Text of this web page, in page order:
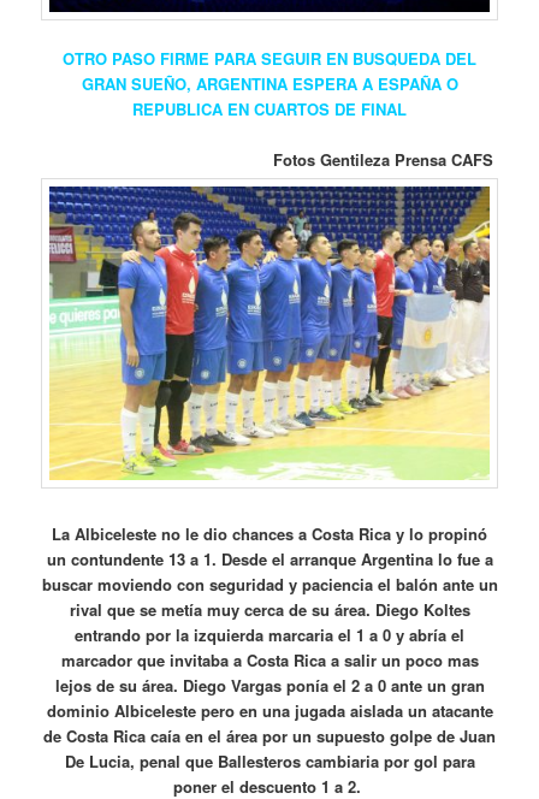
OTRO PASO FIRME PARA SEGUIR EN BUSQUEDA DEL
GRAN SUEÑO, ARGENTINA ESPERA A ESPAÑA O
REPUBLICA EN CUARTOS DE FINAL
Fotos Gentileza Prensa CAFS
La Albiceleste no le dio chances a Costa Rica y lo propinó
un contundente 13 a 1. Desde el arranque Argentina lo fue a
buscar moviendo con seguridad y paciencia el balón ante un
rival que se metía muy cerca de su área. Diego Koltes
entrando por la izquierda marcaria el 1 a 0 y abría el
marcador que invitaba a Costa Rica a salir un poco mas
lejos de su área. Diego Vargas ponía el 2 a 0 ante un gran
dominio Albiceleste pero en una jugada aislada un atacante
de Costa Rica caía en el área por un supuesto golpe de Juan
De Lucia, penal que Ballesteros cambiaria por gol para
poner el descuento 1 a 2.